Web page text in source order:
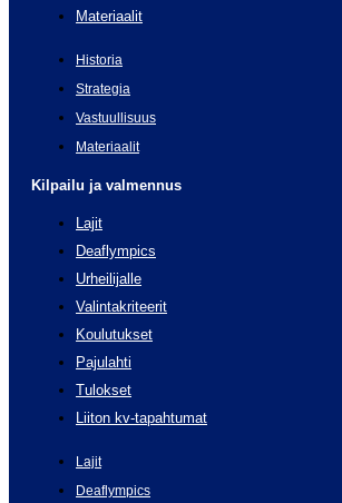
Materiaalit
Historia
Strategia
Vastuullisuus
Materiaalit
Kilpailu ja valmennus
Lajit
Deaflympics
Urheilijalle
Valintakriteerit
Koulutukset
Pajulahti
Tulokset
Liiton kv-tapahtumat
Lajit
Deaflympics